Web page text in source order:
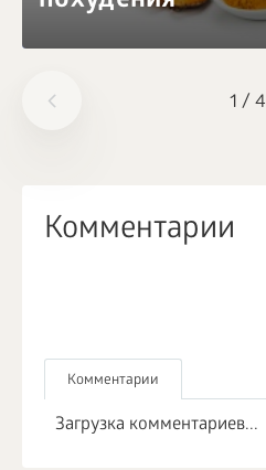
1 / 4
Комментарии
Комментарии
Загрузка комментариев...